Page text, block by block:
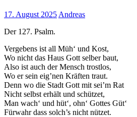
17. August 2025 Andreas
Der 127. Psalm.
Vergebens ist all Müh‘ und Kost,
Wo nicht das Haus Gott selber baut,
Also ist auch der Mensch trostlos,
Wo er sein eig’nen Kräften traut.
Denn wo die Stadt Gott mit sei’m Rat
Nicht selbst erhält und schützet,
Man wach‘ und hüt‘, ohn‘ Gottes Güt‘
Fürwahr dass solch’s nicht nützet.